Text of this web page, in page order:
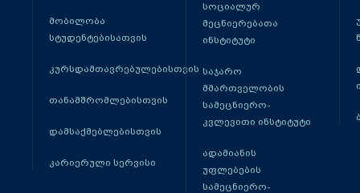
მობილობა
სტუდენტებისათვის
კურსდამთავრებულებისთვის
თანამშრომლებისთვის
დამსაქმებლებისთვის
კარიერული სერვისი
სოციალურ
მეცნიერებათა
ინსტიტუტი
საჯარო
მმართველობის
სამეცნიერო-
კვლევითი ინსტიტუტი
ადამიანის
უფლებების
სამეცნიერო-